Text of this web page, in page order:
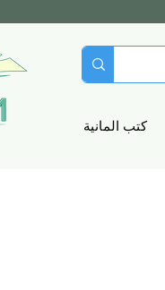
كتب المانية